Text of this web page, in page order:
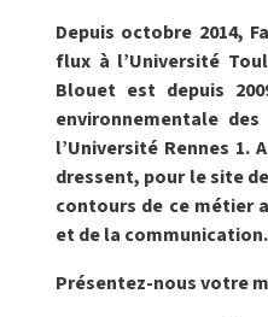
Depuis octobre 2014,
flux à l’Université
Blouet est depuis
environnementale
l’Université Rennes 1.
dressent, pour le site
contours de ce métier
et de la communication.
Présentez-nous votre